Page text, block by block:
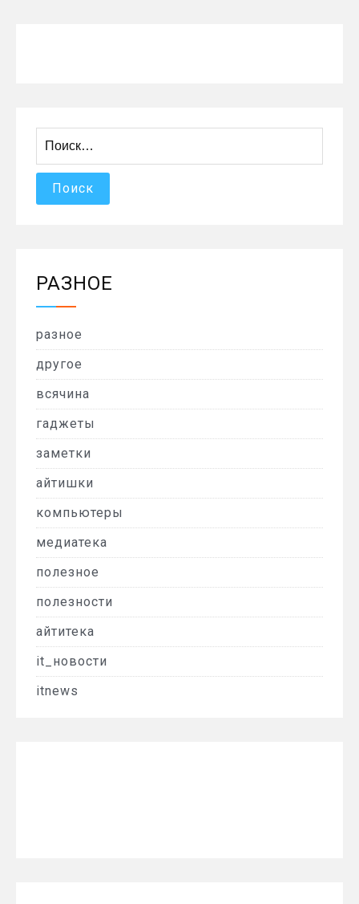
РАЗНОЕ
разное
другое
всячина
гаджеты
заметки
айтишки
компьютеры
медиатека
полезное
полезности
айтитека
it_новости
itnews